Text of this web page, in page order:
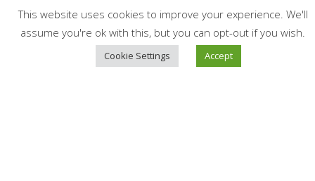
Op de
hoogte
This website uses cookies to improve your experience. We'll
assume you're ok with this, but you can opt-out if you wish.
Cookie Settings Accept